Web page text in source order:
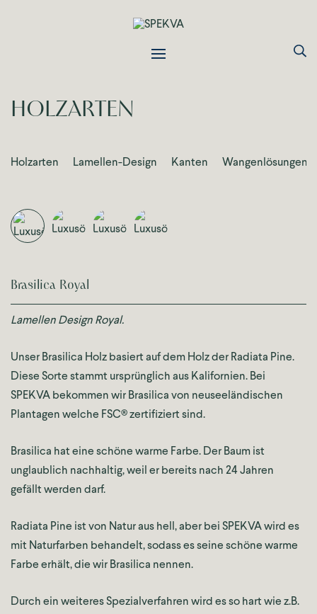
Toggle navigation
HOLZARTEN
Holzarten Lamellen-Design Kanten Wangenlösungen
Brasilica Royal
Lamellen Design Royal.
Unser Brasilica Holz basiert auf dem Holz der Radiata Pine.
Diese Sorte stammt ursprünglich aus Kalifornien. Bei
SPEKVA bekommen wir Brasilica von neuseeländischen
Plantagen welche FSC® zertifiziert sind.
Brasilica hat eine schöne warme Farbe. Der Baum ist
unglaublich nachhaltig, weil er bereits nach 24 Jahren
gefällt werden darf.
Radiata Pine ist von Natur aus hell, aber bei SPEKVA wird es
mit Naturfarben behandelt, sodass es seine schöne warme
Farbe erhält, die wir Brasilica nennen.
Durch ein weiteres Spezialverfahren wird es so hart wie z.B.